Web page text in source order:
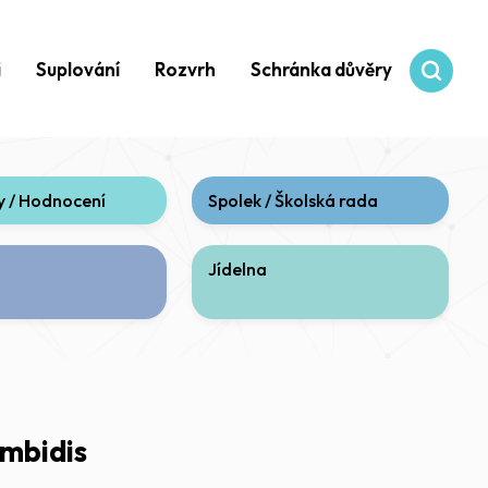
Suplování Rozvrh Schránka důvěry
/ Hodnocení Spolek / Školská rada
Jídelna